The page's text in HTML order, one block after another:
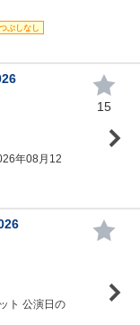
ぶしなし
年08月12
15
ト 公演日の